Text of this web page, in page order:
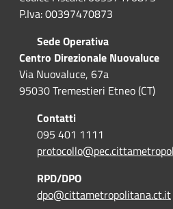
P.Iva: 00397470873
Sede Operativa
Centro Direzionale Nuovaluce
Via Nuovaluce, 67a
95030 Tremestieri Etneo (CT)
Contatti
095 401 1111
RPD/DPO
dpo@cittametropolitana.ct.it